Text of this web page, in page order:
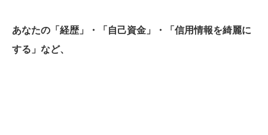
あなたの「経歴」・「自己資金」・「信用情報を綺麗に
する」など、